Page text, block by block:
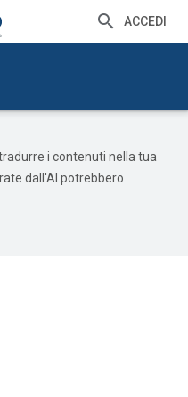
ACCEDI
i contenuti nella tua
dall'AI potrebbero